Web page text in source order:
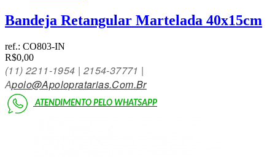
Bandeja Retangular Martelada 40x15cm
ref.: CO803-IN
R$0,00
(11) 2211-1954 | 2154-37771 |
APolo@Apolopratarias.Com.Br
ATENDIMENTO PELO WHATSAPP